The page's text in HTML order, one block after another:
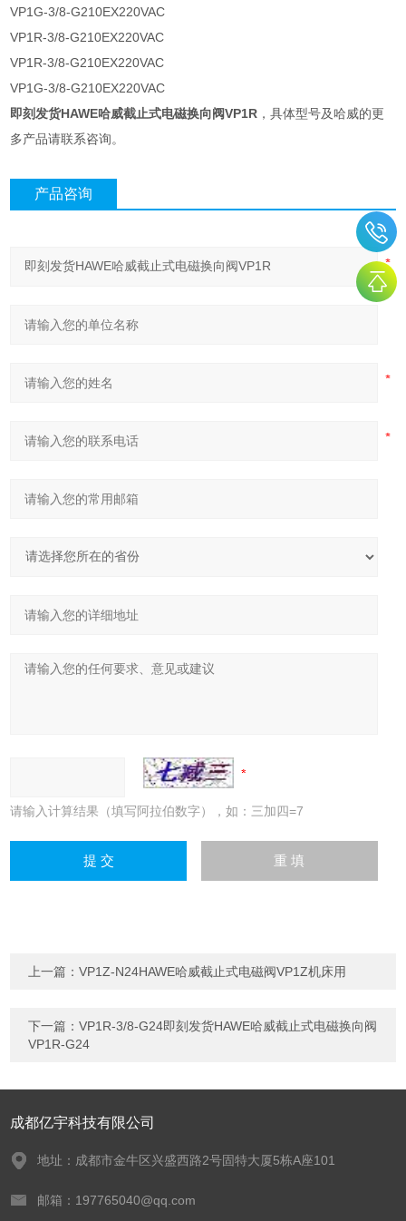
VP1G-3/8-G210EX220VAC
VP1R-3/8-G210EX220VAC
VP1R-3/8-G210EX220VAC
VP1G-3/8-G210EX220VAC
即刻发货HAWE哈威截止式电磁换向阀VP1R ，具体型号及哈威的更
多产品请联系咨询。
产品咨询
请输入计算结果（填写阿拉伯数字），如：三加四=7
上一篇：VP1Z-N24HAWE哈威截止式电磁阀VP1Z机床用
下一篇：VP1R-3/8-G24即刻发货HAWE哈威截止式电磁换向阀
VP1R-G24
成都亿宇科技有限公司
地址：成都市金牛区兴盛西路2号固特大厦5栋A座101
邮箱：197765040@qq.com